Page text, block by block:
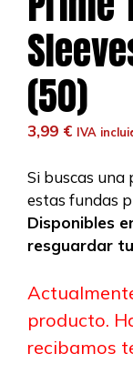
(50)
3,99 € IVA
Si buscas una
estas fundas
Disponibles
resguardar
producto.
recibamos